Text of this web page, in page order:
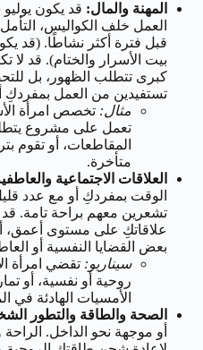
المهنة والمال: قد يكون
العمل خلف الكواليس،
قبل فترة أكثر نشاطًا. (قد
بيت الأسرار والختام). قد لا
كبرى تتطلب الظهور، بل
تستفيدين من العمل بمفردكِ
مثال: تخصص امرأة
تعمل على مشروع
المقاطعات، أو تقوم
متأخرة.
العلاقات الاجتماعية
الوقت بمفردكِ أو مع عدد
تشعرين معهم براحة تامة.
علاقاتكِ على مستوى أعمق،
بعض القضايا النفسية أو
سيناريو: تقضي امرأة
روحية أو نفسية، أو
الأمسيات الهادئة في
الصحة والطاقة والتطور
أو موجهة نحو الداخل.